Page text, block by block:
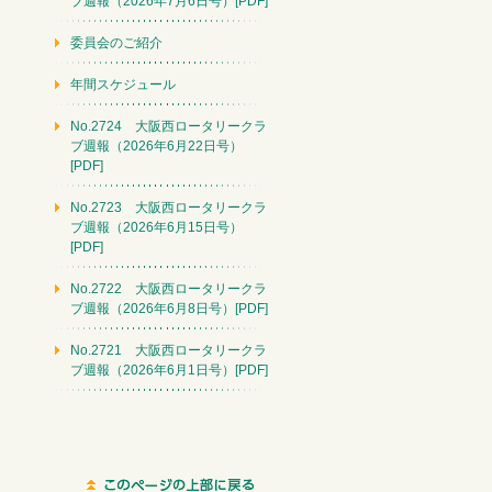
委員会のご紹介
年間スケジュール
No.2724 大阪西ロータリークラ
ブ週報（2026年6月22日号）
[PDF]
No.2723 大阪西ロータリークラ
ブ週報（2026年6月15日号）
[PDF]
No.2722 大阪西ロータリークラ
ブ週報（2026年6月8日号）[PDF]
No.2721 大阪西ロータリークラ
ブ週報（2026年6月1日号）[PDF]